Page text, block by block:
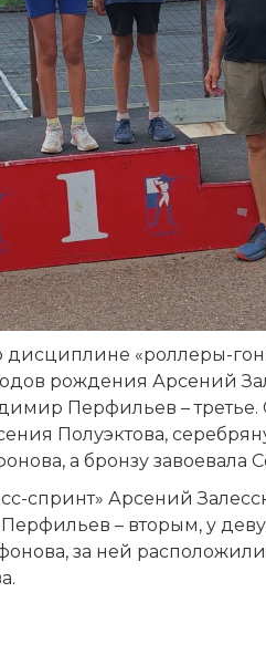
дисциплине «роллеры-
рождения Арсений
Перфильев –
Полуэктова,
а бронзу завоевала
спринт» Арсений
– вторым, у
за ней